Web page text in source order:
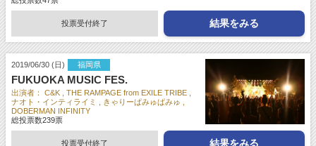
投票受付終了 結果をみる
2019/06/30 (日) 福岡県
FUKUOKA MUSIC FES.
出演者： C&K
THE RAMPAGE from EXILE TRIBE
ナオト・インティライミ
きゃりーぱみゅぱみゅ
DOBERMAN INFINITY
総投票数239票
投票受付終了 結果をみる